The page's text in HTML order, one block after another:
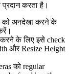
करता है।
को अनदेखा करने के
के लिए इसे check
और Resize Height
को regular